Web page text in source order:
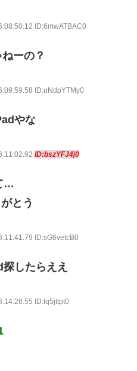
ID:6mwATBAC0
ーの？
ID:uNdpYTMy0
やな
ID:bszYFJ4j0
…
とう
ID:sG6vetcB0
したらええ
ID:Iq5jttpt0